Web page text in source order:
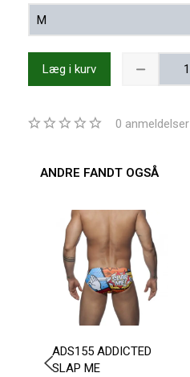
Læg i kurv
0 anmeldelser
ANDRE FANDT OGSÅ
ADS155 ADDICTED
SLAP ME